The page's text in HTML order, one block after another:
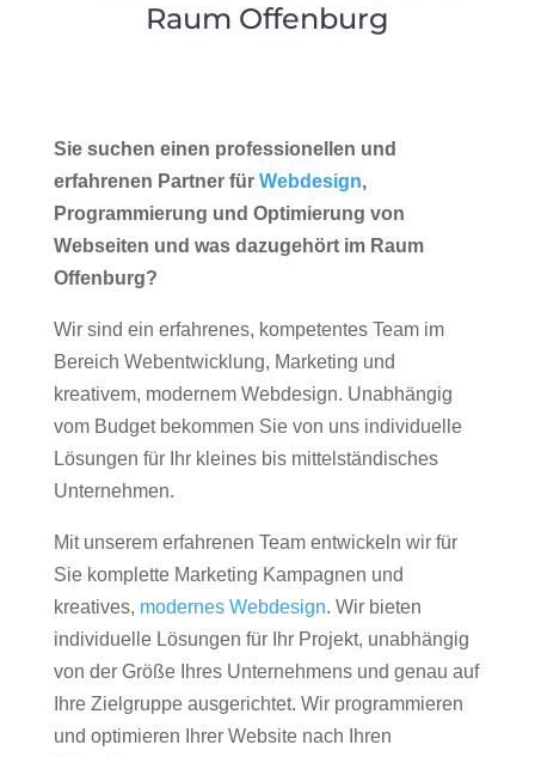
Raum Offenburg
Sie suchen einen professionellen und
erfahrenen Partner für Webdesign,
Programmierung und Optimierung von
Webseiten und was dazugehört im Raum
Offenburg?
Wir sind ein erfahrenes, kompetentes Team im
Bereich Webentwicklung, Marketing und
kreativem, modernem Webdesign. Unabhängig
vom Budget bekommen Sie von uns individuelle
Lösungen für Ihr kleines bis mittelständisches
Unternehmen.
Mit unserem erfahrenen Team entwickeln wir für
Sie komplette Marketing Kampagnen und
kreatives, modernes Webdesign. Wir bieten
individuelle Lösungen für Ihr Projekt, unabhängig
von der Größe Ihres Unternehmens und genau auf
Ihre Zielgruppe ausgerichtet. Wir programmieren
und optimieren Ihrer Website nach Ihren